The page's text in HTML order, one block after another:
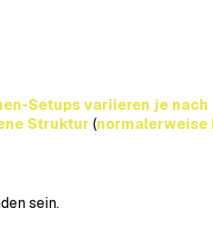
Setups variieren je
Struktur (normalerweise
sein.